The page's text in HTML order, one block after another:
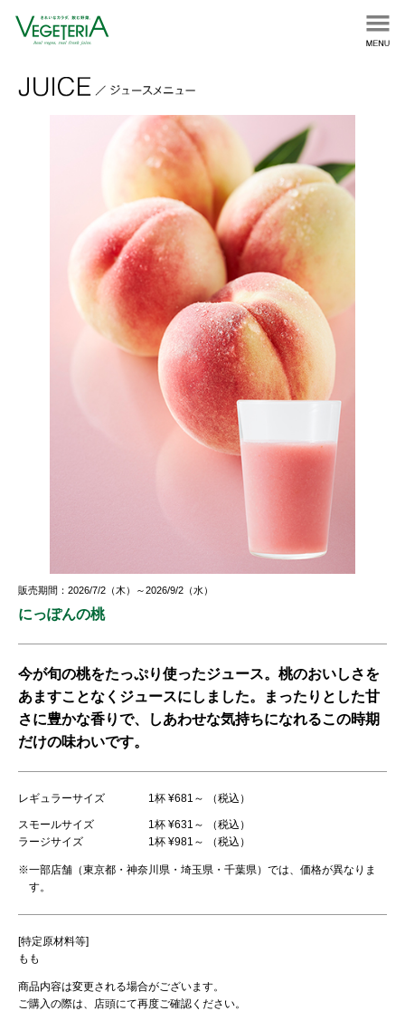
販売期間：2026/7/2（木）～2026/9/2（水）
にっぽんの桃
今が旬の桃をたっぷり使ったジュース。桃のおいしさを
あますことなくジュースにしました。まったりとした甘
さに豊かな香りで、しあわせな気持ちになれるこの時期
だけの味わいです。
レギュラーサイズ 1杯 ¥681～ （税込）
スモールサイズ
1杯 ¥631～ （税込）
ラージサイズ
1杯 ¥981～ （税込）
※一部店舗（東京都・神奈川県・埼玉県・千葉県）では、価格が異なりま
す。
[特定原材料等]
もも
商品内容は変更される場合がございます。
ご購入の際は、店頭にて再度ご確認ください。